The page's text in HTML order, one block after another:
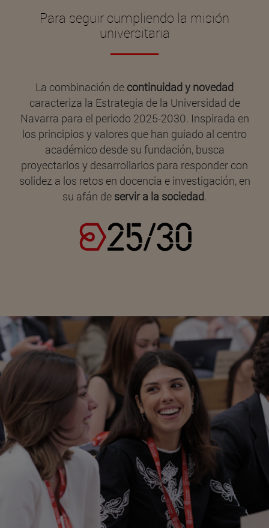
Para seguir cumpliendo la misión
universitaria
La combinación de continuidad y novedad
caracteriza la Estrategia de la Universidad de
Navarra para el periodo 2025-2030. Inspirada en
los principios y valores que han guiado al centro
académico desde su fundación, busca
proyectarlos y desarrollarlos para responder con
solidez a los retos en docencia e investigación, en
su afán de servir a la sociedad.